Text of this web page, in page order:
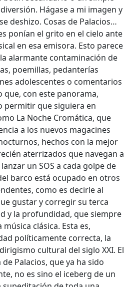
Hágase a mi imagen y
deshizo. Cosas de Palacios…
ponían el grito en el cielo ante
en esa emisora. Esto parece
alarmante contaminación de
poemillas, pedanterías
adolescentes o comentarios
que, con este panorama,
permitir que siguiera en
La Noche Cromática, que
a los nuevos magacines
hechos con la mejor
aterrizados que navegan a
un SOS a cada golpe de
barco está ocupado en otros
como es decirle al
gustar y corregir su terca
y la profundidad, que siempre
clásica. Esta es,
políticamente correcta, la
cultural del siglo XXI. El
Palacios, que ya ha sido
no es sino el iceberg de un